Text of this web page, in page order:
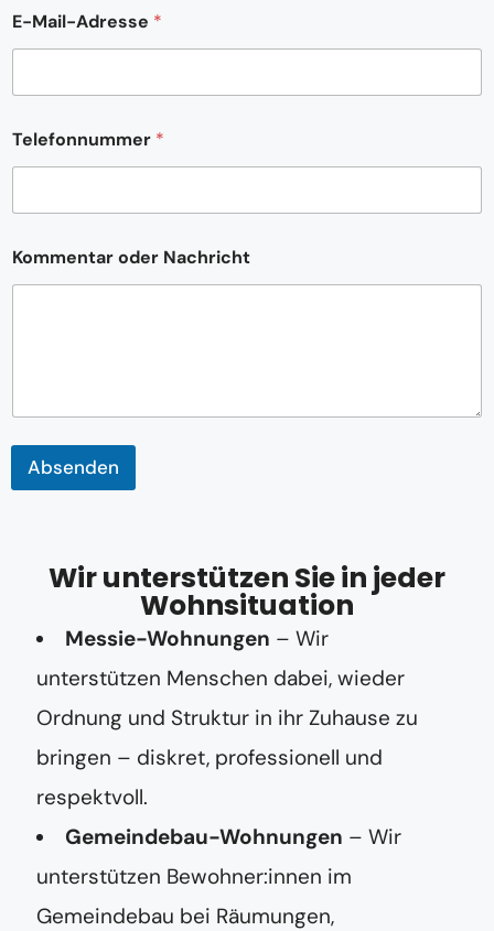
n
t
a
N
c
t
E-Mail-Adresse *
Telefonnummer *
Kommentar oder Nachricht
Absenden
Wir unterstützen Sie in jeder
Wohnsituation
Messie-Wohnungen – Wir
unterstützen Menschen dabei, wieder
Ordnung und Struktur in ihr Zuhause zu
bringen – diskret, professionell und
respektvoll.
Gemeindebau-Wohnungen – Wir
unterstützen Bewohner:innen im
Gemeindebau bei Räumungen,